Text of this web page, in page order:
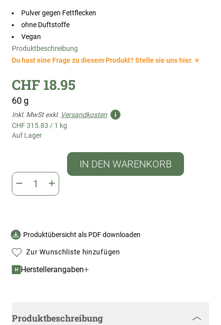
Pulver gegen Fettflecken
ohne Duftstoffe
Vegan
Produktbeschreibung
Du hast eine Frage zu diesem Produkt? Stelle sie uns hier. ⭐
CHF 18.95
60 g
Inkl. MwSt exkl. Versandkosten
CHF 315.83 / 1 kg
Auf Lager
IN DEN WARENKORB
Produktübersicht als PDF downloaden
Zur Wunschliste hinzufügen
H Herstellerangaben+
Produktbeschreibung